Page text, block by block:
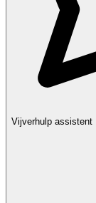
Vijverhulp assistent